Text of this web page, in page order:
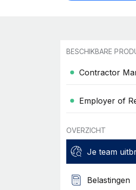
BESCHIKBARE
Contractor
Employer of
OVERZICHT
Je team
Belastingen